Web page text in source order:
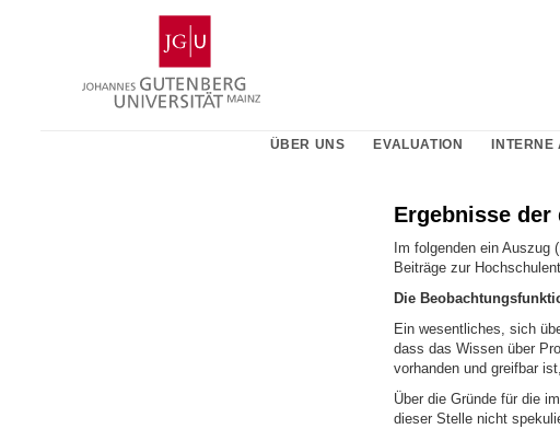
Gutenberg-
Universität
Mainz
ÜBER UNS EVALUATION INTERNE
Ergebnisse
Im folgenden ein
Beiträge zur
Die
Ein wesentliches, sich
dass das Wissen über
vorhanden und greifbar
Über die Gründe für die
dieser Stelle nicht